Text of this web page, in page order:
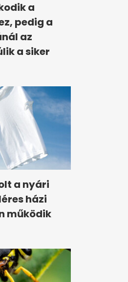
a
pedig a
az
a siker
a nyári
házi
működik